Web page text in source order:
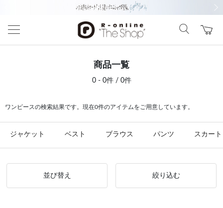
商品一覧
0 - 0件 / 0件
ワンピースの検索結果です。現在0件のアイテムをご用意しています。
ジャケット ベスト ブラウス パンツ スカート
並び替え 絞り込む